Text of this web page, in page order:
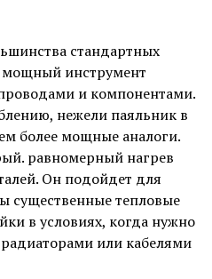
стандартных
мощный инструмент
и компонентами.
нежели паяльник в
более мощные аналоги.
равномерный нагрев
Он подойдет для
существенные тепловые
в условиях, когда нужно
или кабелями